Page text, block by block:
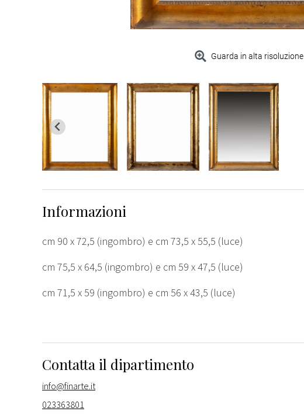
Guarda in alta risoluzione
Informazioni
cm 90 x 72,5 (ingombro) e cm 73,5 x 55,5 (luce)
cm 75,5 x 64,5 (ingombro) e cm 59 x 47,5 (luce)
cm 71,5 x 59 (ingombro) e cm 56 x 43,5 (luce)
Contatta il dipartimento
info@finarte.it
023363801